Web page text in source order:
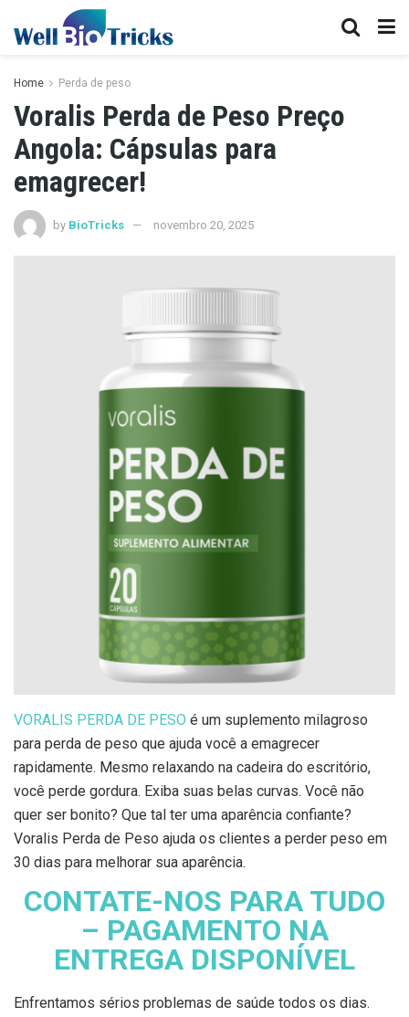
Home Perda de peso
Voralis Perda de Peso Preço
Angola: Cápsulas para
emagrecer!
by BioTricks novembro 20, 2025
VORALIS PERDA DE PESO é um suplemento milagroso
para perda de peso que ajuda você a emagrecer
rapidamente. Mesmo relaxando na cadeira do escritório,
você perde gordura. Exiba suas belas curvas. Você não
quer ser bonito? Que tal ter uma aparência confiante?
Voralis Perda de Peso ajuda os clientes a perder peso em
30 dias para melhorar sua aparência.
CONTATE-NOS PARA TUDO
– PAGAMENTO NA
ENTREGA DISPONÍVEL
Enfrentamos sérios problemas de saúde todos os dias.